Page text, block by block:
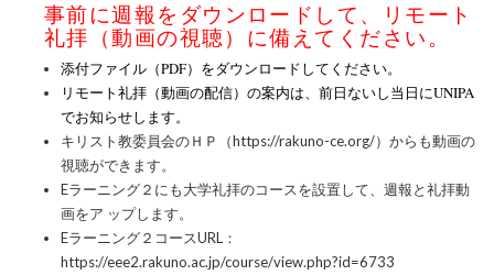
事前に週報をダウンロードして、リモート
礼拝（動画の視聴）に備えてください。
添付ファイル（PDF）をダウンロードしてください。
リモート礼拝（動画の配信）の案内は、前日ないし当日にUNIPA
でお知らせします。
キリスト教委員会のＨＰ（https://rakuno-ce.org/）からも動画の
視聴ができます。
Eラーニング２にも大学礼拝のコースを設置して、週報と礼拝動
画をア ップします。
Eラーニング２コースURL：
https://eee2.rakuno.ac.jp/course/view.php?id=6733